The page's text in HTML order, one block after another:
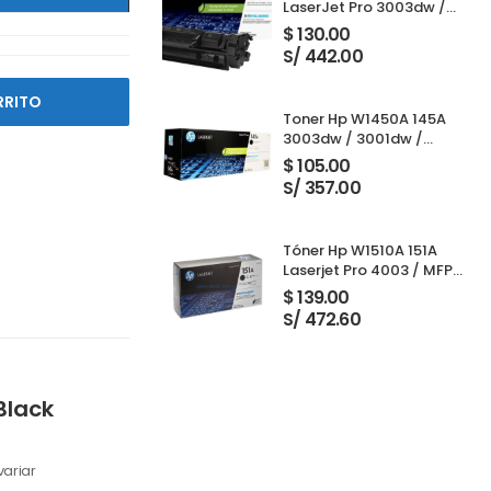
LaserJet Pro 3003dw /
3001dw / 3001dwe /
3101fdw / 3103fdw Black
$130.00
S/ 442.00
Toner Hp W1450A 145A
3003dw / 3001dw /
3001dwe / 3101fdw /
3103fdw Black 1,700
Paginas
$105.00
S/ 357.00
Tóner Hp W1510A 151A
Laserjet Pro 4003 / MFP
4103 Black 3,050 Páginas
$139.00
S/ 472.60